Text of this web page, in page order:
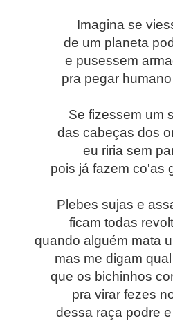
Imagina se
de um planeta
e pusessem
pra pegar
Se fizessem um
das cabeças dos
eu riria sem
pois já fazem co'as
Plebes sujas e
ficam todas
quando alguém mata
mas me digam
que os bichinhos
pra virar fezes
dessa raça podre